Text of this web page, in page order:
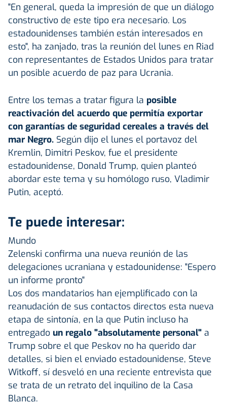
"En general, queda la impresión de que un diálogo
constructivo de este tipo era necesario. Los
estadounidenses también están interesados en
esto", ha zanjado, tras la reunión del lunes en Riad
con representantes de Estados Unidos para tratar
un posible acuerdo de paz para Ucrania.
Entre los temas a tratar figura la posible
reactivación del acuerdo que permitía exportar
con garantías de seguridad cereales a través del
mar Negro. Según dijo el lunes el portavoz del
Kremlin, Dimitri Peskov, fue el presidente
estadounidense, Donald Trump, quien planteó
abordar este tema y su homólogo ruso, Vladimir
Putin, aceptó.
Te puede interesar:
Mundo
Zelenski confirma una nueva reunión de las
delegaciones ucraniana y estadounidense: "Espero
un informe pronto"
Los dos mandatarios han ejemplificado con la
reanudación de sus contactos directos esta nueva
etapa de sintonía, en la que Putin incluso ha
entregado un regalo "absolutamente personal" a
Trump sobre el que Peskov no ha querido dar
detalles, si bien el enviado estadounidense, Steve
Witkoff, sí desveló en una reciente entrevista que
se trata de un retrato del inquilino de la Casa
Blanca.